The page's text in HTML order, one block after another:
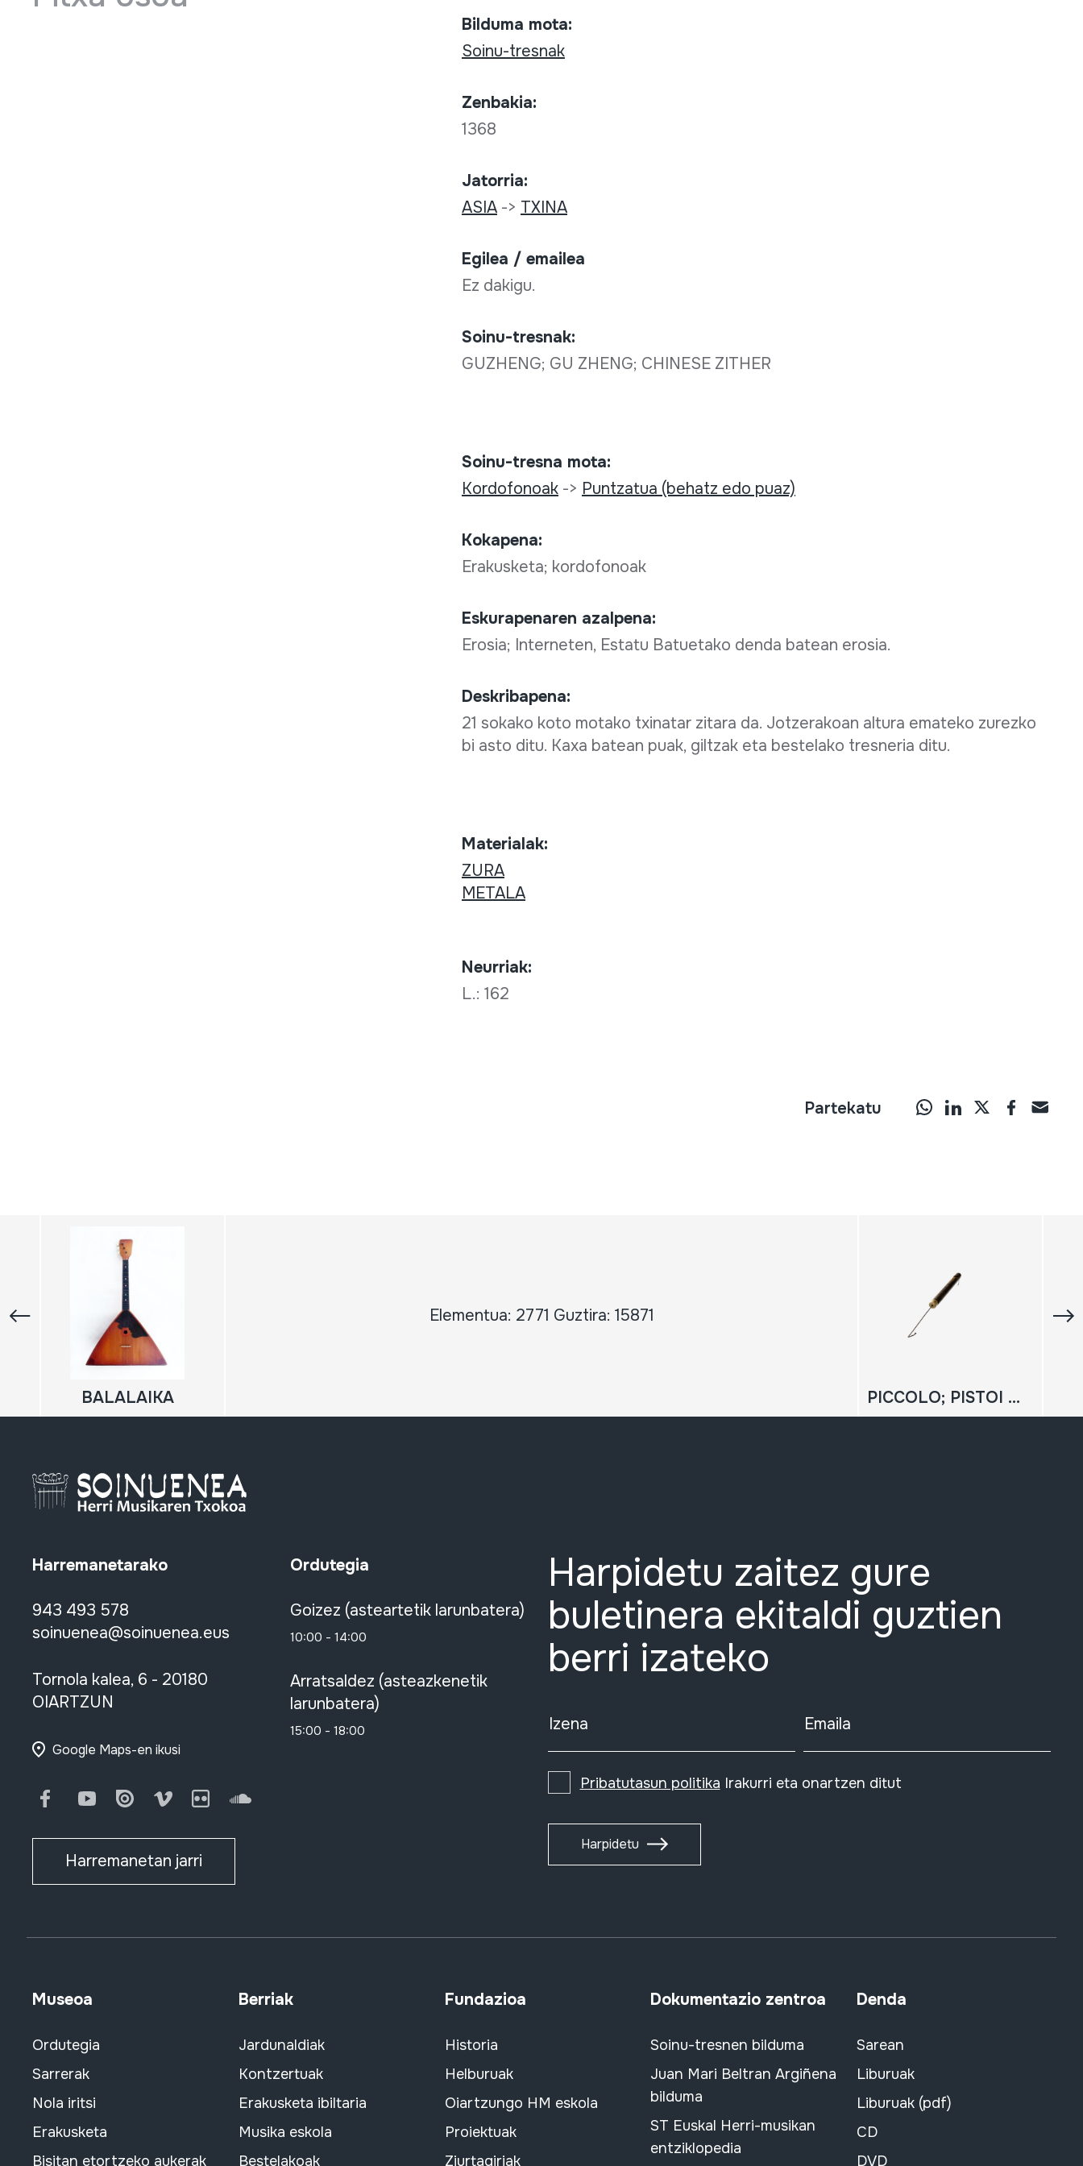
Bilduma mota:
Soinu-tresnak
Zenbakia:
1368
Jatorria:
ASIA-> TXINA
Egilea / emailea
Ez dakigu.
Soinu-tresnak:
GUZHENG; GU ZHENG; CHINESE ZITHER
Soinu-tresna mota:
Kordofonoak-> Puntzatua (behatz edo puaz)
Kokapena:
Erakusketa; kordofonoak
Eskurapenaren azalpena:
Erosia; Interneten, Estatu Batuetako denda batean erosia.
Deskribapena:
21 sokako koto motako txinatar zitara da. Jotzerakoan altura emateko zurezko
bi asto ditu. Kaxa batean puak, giltzak eta bestelako tresneria ditu.
Materialak:
ZURA
METALA
Neurriak:
L.: 162
Partekatu
Elementua: 2771 Guztira: 15871
BALALAIKA PICCOLO; PISTOI FLAUTA; FLAUTA DE EMBOLO; JAZZ FLAUTA; SWANEE WHISTLE
Harremanetarako
943 493 578
soinuenea@soinuenea.eus
Tornola kalea, 6 - 20180
OIARTZUN
Google Maps-en ikusi
FacebookYoutubeIssuu Vimeo FlickrSoundCloud
Harremanetan jarri
Ordutegia
Goizez (asteartetik larunbatera)
10:00 - 14:00
Arratsaldez (asteazkenetik
larunbatera)
15:00 - 18:00
Harpidetu zaitez gure
buletinera ekitaldi guztien
berri izateko
Izena Emaila
Pribatutasun politika Irakurri eta onartzen ditut
Harpidetu
Museoa
Ordutegia
Sarrerak
Nola iritsi
Erakusketa
Bisitan etortzeko aukerak
Berriak
Jardunaldiak
Kontzertuak
Erakusketa ibiltaria
Musika eskola
Bestelakoak
Fundazioa
Historia
Helburuak
Oiartzungo HM eskola
Proiektuak
Ziurtagiriak
Dokumentazio zentroa
Soinu-tresnen bilduma
Juan Mari Beltran Argiñena
bilduma
ST Euskal Herri-musikan
entziklopedia
Denda
Sarean
Liburuak
Liburuak (pdf)
CD
DVD